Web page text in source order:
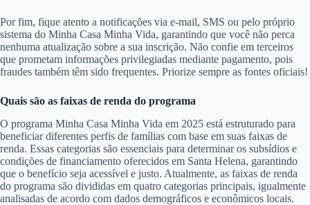
Por fim, fique atento a notificações via e-mail, SMS ou pelo próprio
sistema do Minha Casa Minha Vida, garantindo que você não perca
nenhuma atualização sobre a sua inscrição. Não confie em terceiros
que prometam informações privilegiadas mediante pagamento, pois
fraudes também têm sido frequentes. Priorize sempre as fontes oficiais!
Quais são as faixas de renda do programa
O programa Minha Casa Minha Vida em 2025 está estruturado para
beneficiar diferentes perfis de famílias com base em suas faixas de
renda. Essas categorias são essenciais para determinar os subsídios e
condições de financiamento oferecidos em Santa Helena, garantindo
que o benefício seja acessível e justo. Atualmente, as faixas de renda
do programa são divididas em quatro categorias principais, igualmente
analisadas de acordo com dados demográficos e econômicos locais.